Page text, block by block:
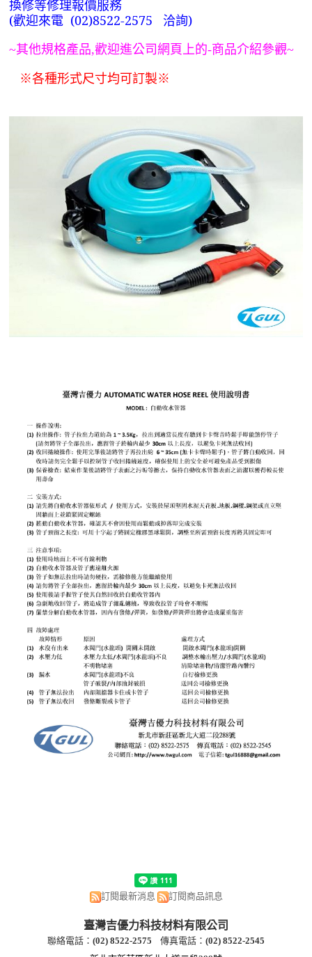
換修等修理報價服務
(歡迎來電 (02)8522-2575 洽詢)
~其他規格產品,歡迎進公司網頁上的-商品介紹參觀~
※各種形式尺寸均可訂製※
訂閱最新消息 訂閱商品訊息
臺灣吉優力科技材料有限公司
聯絡電話： (02) 8522-2575 傳真電話： (02) 8522-2545